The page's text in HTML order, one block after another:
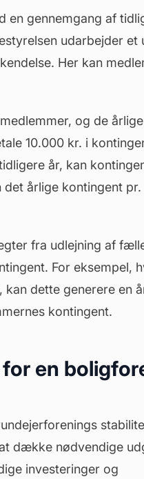
en gennemgang af
udarbejder et
Her kan
og de
10.000 kr. i
år, kan
årlige kontingent pr.
fra udlejning af
For eksempel,
kan dette generere en
kontingent.
en
dække nødvendige
investeringer og